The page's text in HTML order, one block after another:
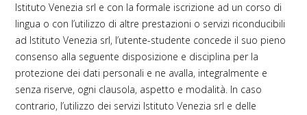
Istituto Venezia srl e con la formale iscrizione ad un corso di
lingua o con l’utilizzo di altre prestazioni o servizi riconducibili
ad Istituto Venezia srl, l’utente-studente concede il suo pieno
consenso alla seguente disposizione e disciplina per la
protezione dei dati personali e ne avalla, integralmente e
senza riserve, ogni clausola, aspetto e modalità. In caso
contrario, l’utilizzo dei servizi Istituto Venezia srl e delle